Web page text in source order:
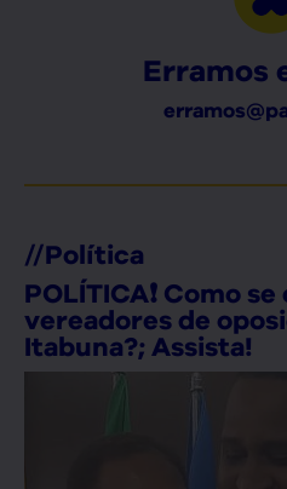
Erramos
//Política
POLÍTICA❗ Como
vereadores de
Itabuna?; Assista!